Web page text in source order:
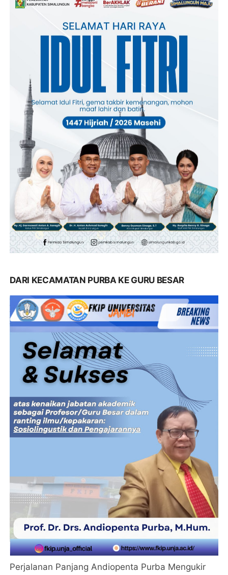
DARI KECAMATAN PURBA KE GURU BESAR
Perjalanan Panjang Andiopenta Purba Mengukir